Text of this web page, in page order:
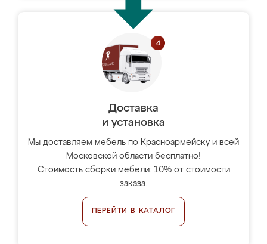
Доставка
и установка
Мы доставляем мебель по Красноармейску и всей
Московской области бесплатно!
Стоимость сборки мебели: 10% от стоимости
заказа.
ПЕРЕЙТИ В КАТАЛОГ